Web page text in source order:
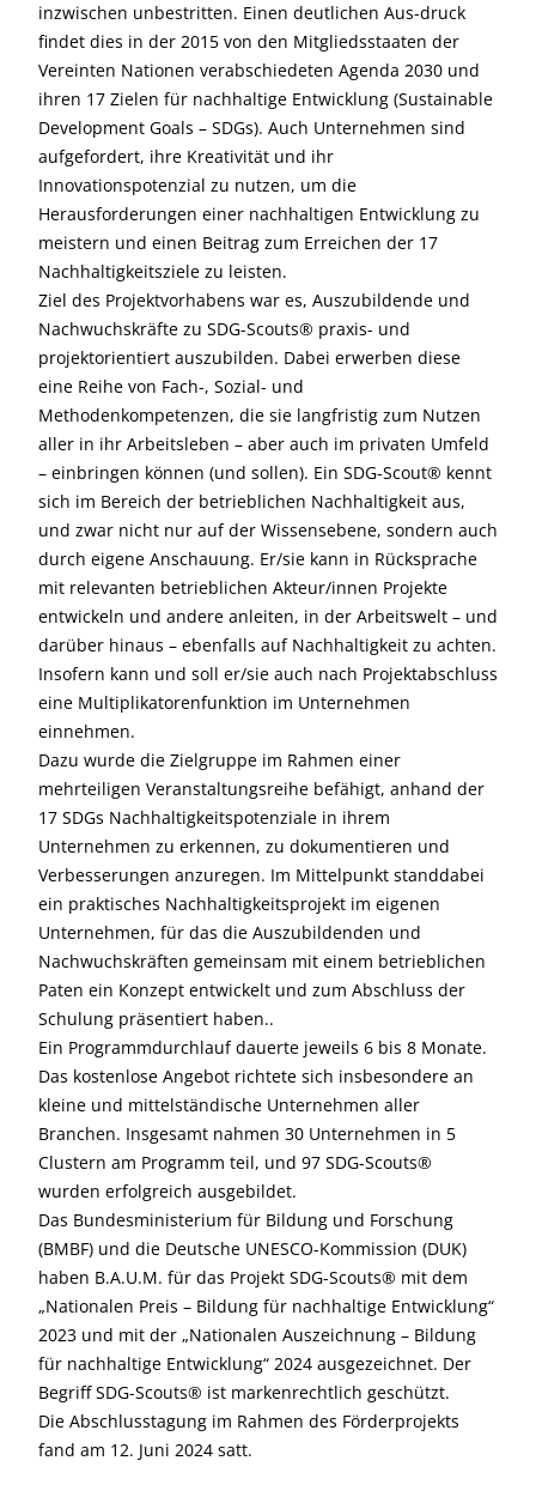
inzwischen unbestritten. Einen deutlichen Aus-druck
findet dies in der 2015 von den Mitgliedsstaaten der
Vereinten Nationen verabschiedeten Agenda 2030 und
ihren 17 Zielen für nachhaltige Entwicklung (Sustainable
Development Goals – SDGs). Auch Unternehmen sind
aufgefordert, ihre Kreativität und ihr
Innovationspotenzial zu nutzen, um die
Herausforderungen einer nachhaltigen Entwicklung zu
meistern und einen Beitrag zum Erreichen der 17
Nachhaltigkeitsziele zu leisten.
Ziel des Projektvorhabens war es, Auszubildende und
Nachwuchskräfte zu SDG-Scouts® praxis- und
projektorientiert auszubilden. Dabei erwerben diese
eine Reihe von Fach-, Sozial- und
Methodenkompetenzen, die sie langfristig zum Nutzen
aller in ihr Arbeitsleben – aber auch im privaten Umfeld
– einbringen können (und sollen). Ein SDG-Scout® kennt
sich im Bereich der betrieblichen Nachhaltigkeit aus,
und zwar nicht nur auf der Wissensebene, sondern auch
durch eigene Anschauung. Er/sie kann in Rücksprache
mit relevanten betrieblichen Akteur/innen Projekte
entwickeln und andere anleiten, in der Arbeitswelt – und
darüber hinaus – ebenfalls auf Nachhaltigkeit zu achten.
Insofern kann und soll er/sie auch nach Projektabschluss
eine Multiplikatorenfunktion im Unternehmen
einnehmen.
Dazu wurde die Zielgruppe im Rahmen einer
mehrteiligen Veranstaltungsreihe befähigt, anhand der
17 SDGs Nachhaltigkeitspotenziale in ihrem
Unternehmen zu erkennen, zu dokumentieren und
Verbesserungen anzuregen. Im Mittelpunkt standdabei
ein praktisches Nachhaltigkeitsprojekt im eigenen
Unternehmen, für das die Auszubildenden und
Nachwuchskräften gemeinsam mit einem betrieblichen
Paten ein Konzept entwickelt und zum Abschluss der
Schulung präsentiert haben..
Ein Programmdurchlauf dauerte jeweils 6 bis 8 Monate.
Das kostenlose Angebot richtete sich insbesondere an
kleine und mittelständische Unternehmen aller
Branchen. Insgesamt nahmen 30 Unternehmen in 5
Clustern am Programm teil, und 97 SDG-Scouts®
wurden erfolgreich ausgebildet.
Das Bundesministerium für Bildung und Forschung
(BMBF) und die Deutsche UNESCO-Kommission (DUK)
haben B.A.U.M. für das Projekt SDG-Scouts® mit dem
„Nationalen Preis – Bildung für nachhaltige Entwicklung“
2023 und mit der „Nationalen Auszeichnung – Bildung
für nachhaltige Entwicklung“ 2024 ausgezeichnet. Der
Begriff SDG-Scouts® ist markenrechtlich geschützt.
Die Abschlusstagung im Rahmen des Förderprojekts
fand am 12. Juni 2024 satt.